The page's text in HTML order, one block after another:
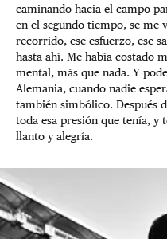
caminando hacia el campo
en el segundo tiempo, se me
recorrido, ese esfuerzo, ese
hasta ahí. Me había costado
mental, más que nada. Y
Alemania, cuando nadie
también simbólico. Después
toda esa presión que tenía, y
llanto y alegría.